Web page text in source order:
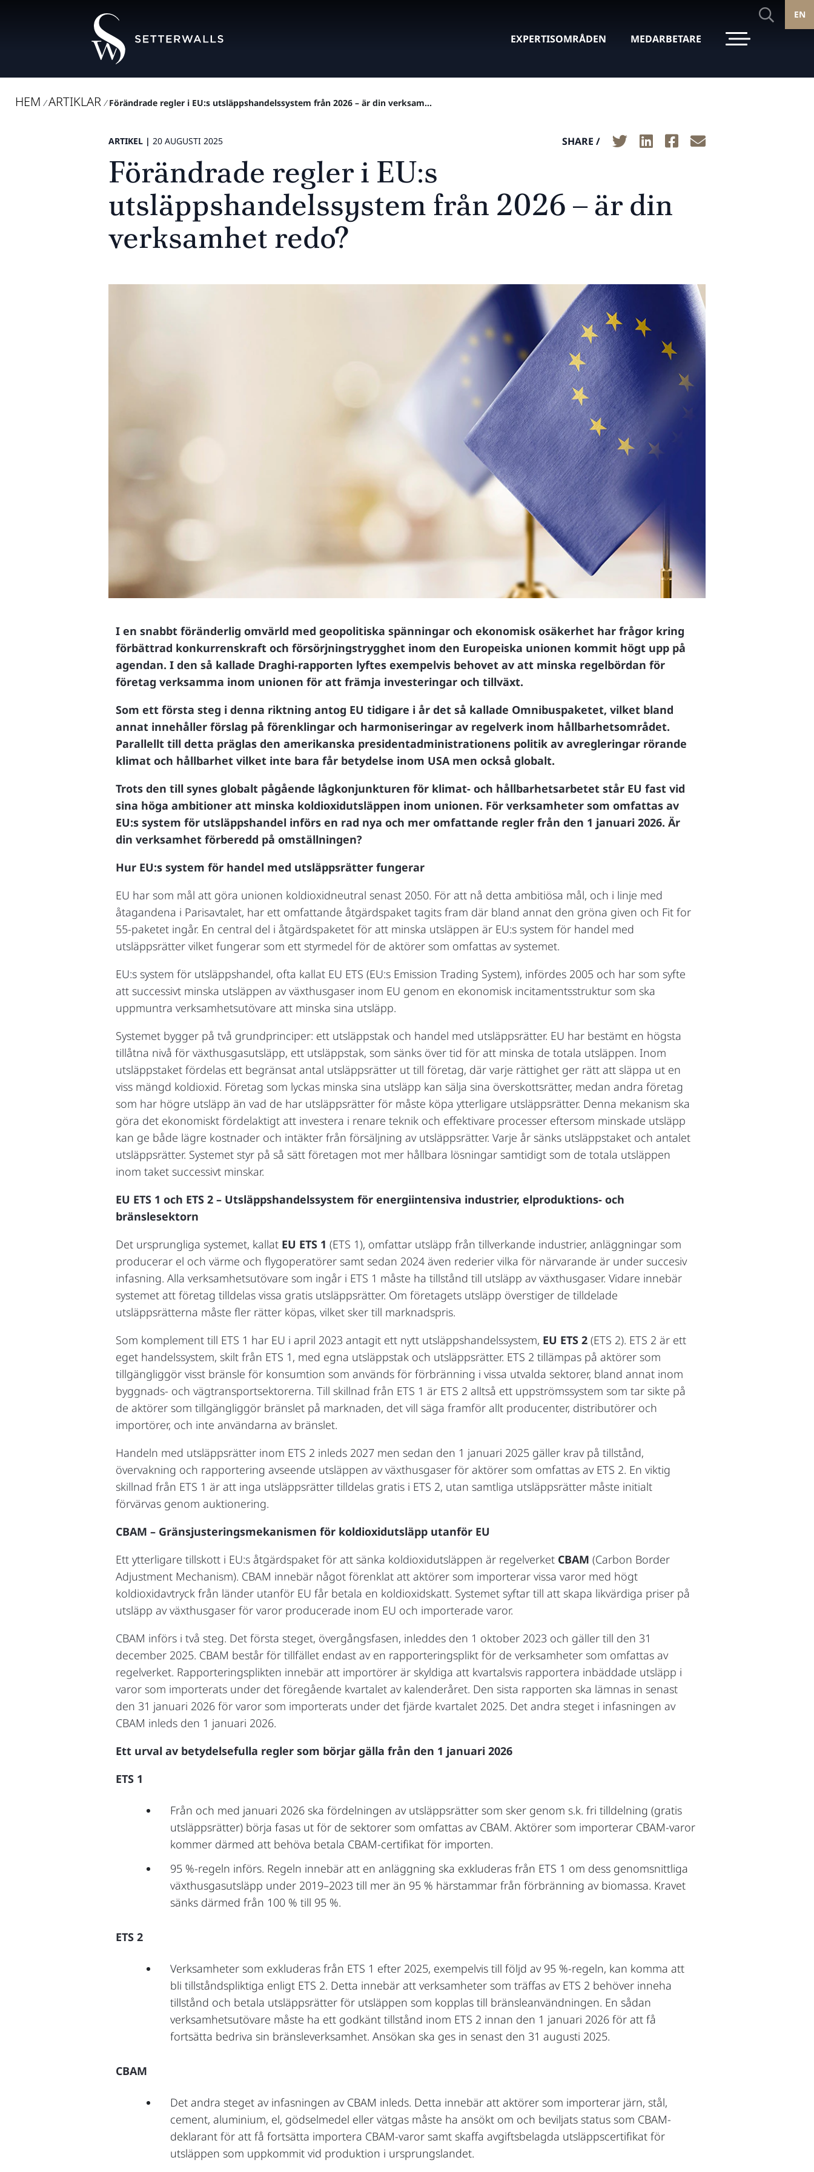
EXPERTISOMRÅDEN MEDARBETARE
EN
HEM / ARTIKLAR / Förändrade regler i EU:s utsläppshandelssystem från 2026 – är din verksam...
ARTIKEL | 20 AUGUSTI 2025 SHARE /
Förändrade regler i EU:s
utsläppshandelssystem från 2026 – är din
verksamhet redo?
I en snabbt föränderlig omvärld med geopolitiska spänningar och ekonomisk osäkerhet har frågor kring
förbättrad konkurrenskraft och försörjningstrygghet inom den Europeiska unionen kommit högt upp på
agendan. I den så kallade Draghi-rapporten lyftes exempelvis behovet av att minska regelbördan för
företag verksamma inom unionen för att främja investeringar och tillväxt.
Som ett första steg i denna riktning antog EU tidigare i år det så kallade Omnibuspaketet, vilket bland
annat innehåller förslag på förenklingar och harmoniseringar av regelverk inom hållbarhetsområdet.
Parallellt till detta präglas den amerikanska presidentadministrationens politik av avregleringar rörande
klimat och hållbarhet vilket inte bara får betydelse inom USA men också globalt.
Trots den till synes globalt pågående lågkonjunkturen för klimat- och hållbarhetsarbetet står EU fast vid
sina höga ambitioner att minska koldioxidutsläppen inom unionen. För verksamheter som omfattas av
EU:s system för utsläppshandel införs en rad nya och mer omfattande regler från den 1 januari 2026. Är
din verksamhet förberedd på omställningen?
Hur EU:s system för handel med utsläppsrätter fungerar
EU har som mål att göra unionen koldioxidneutral senast 2050. För att nå detta ambitiösa mål, och i linje med
åtagandena i Parisavtalet, har ett omfattande åtgärdspaket tagits fram där bland annat den gröna given och Fit for
55-paketet ingår. En central del i åtgärdspaketet för att minska utsläppen är EU:s system för handel med
utsläppsrätter vilket fungerar som ett styrmedel för de aktörer som omfattas av systemet.
EU:s system för utsläppshandel, ofta kallat EU ETS (EU:s Emission Trading System), infördes 2005 och har som syfte
att successivt minska utsläppen av växthusgaser inom EU genom en ekonomisk incitamentsstruktur som ska
uppmuntra verksamhetsutövare att minska sina utsläpp.
Systemet bygger på två grundprinciper: ett utsläppstak och handel med utsläppsrätter. EU har bestämt en högsta
tillåtna nivå för växthusgasutsläpp, ett utsläppstak, som sänks över tid för att minska de totala utsläppen. Inom
utsläppstaket fördelas ett begränsat antal utsläppsrätter ut till företag, där varje rättighet ger rätt att släppa ut en
viss mängd koldioxid. Företag som lyckas minska sina utsläpp kan sälja sina överskottsrätter, medan andra företag
som har högre utsläpp än vad de har utsläppsrätter för måste köpa ytterligare utsläppsrätter. Denna mekanism ska
göra det ekonomiskt fördelaktigt att investera i renare teknik och effektivare processer eftersom minskade utsläpp
kan ge både lägre kostnader och intäkter från försäljning av utsläppsrätter. Varje år sänks utsläppstaket och antalet
utsläppsrätter. Systemet styr på så sätt företagen mot mer hållbara lösningar samtidigt som de totala utsläppen
inom taket successivt minskar.
EU ETS 1 och ETS 2 – Utsläppshandelssystem för energiintensiva industrier, elproduktions- och
bränslesektorn
Det ursprungliga systemet, kallat EU ETS 1 (ETS 1), omfattar utsläpp från tillverkande industrier, anläggningar som
producerar el och värme och flygoperatörer samt sedan 2024 även rederier vilka för närvarande är under succesiv
infasning. Alla verksamhetsutövare som ingår i ETS 1 måste ha tillstånd till utsläpp av växthusgaser. Vidare innebär
systemet att företag tilldelas vissa gratis utsläppsrätter. Om företagets utsläpp överstiger de tilldelade
utsläppsrätterna måste fler rätter köpas, vilket sker till marknadspris.
Som komplement till ETS 1 har EU i april 2023 antagit ett nytt utsläppshandelssystem, EU ETS 2 (ETS 2). ETS 2 är ett
eget handelssystem, skilt från ETS 1, med egna utsläppstak och utsläppsrätter. ETS 2 tillämpas på aktörer som
tillgängliggör visst bränsle för konsumtion som används för förbränning i vissa utvalda sektorer, bland annat inom
byggnads- och vägtransportsektorerna. Till skillnad från ETS 1 är ETS 2 alltså ett uppströmssystem som tar sikte på
de aktörer som tillgängliggör bränslet på marknaden, det vill säga framför allt producenter, distributörer och
importörer, och inte användarna av bränslet.
Handeln med utsläppsrätter inom ETS 2 inleds 2027 men sedan den 1 januari 2025 gäller krav på tillstånd,
övervakning och rapportering avseende utsläppen av växthusgaser för aktörer som omfattas av ETS 2. En viktig
skillnad från ETS 1 är att inga utsläppsrätter tilldelas gratis i ETS 2, utan samtliga utsläppsrätter måste initialt
förvärvas genom auktionering.
CBAM – Gränsjusteringsmekanismen för koldioxidutsläpp utanför EU
Ett ytterligare tillskott i EU:s åtgärdspaket för att sänka koldioxidutsläppen är regelverket CBAM (Carbon Border
Adjustment Mechanism). CBAM innebär något förenklat att aktörer som importerar vissa varor med högt
koldioxidavtryck från länder utanför EU får betala en koldioxidskatt. Systemet syftar till att skapa likvärdiga priser på
utsläpp av växthusgaser för varor producerade inom EU och importerade varor.
CBAM införs i två steg. Det första steget, övergångsfasen, inleddes den 1 oktober 2023 och gäller till den 31
december 2025. CBAM består för tillfället endast av en rapporteringsplikt för de verksamheter som omfattas av
regelverket. Rapporteringsplikten innebär att importörer är skyldiga att kvartalsvis rapportera inbäddade utsläpp i
varor som importerats under det föregående kvartalet av kalenderåret. Den sista rapporten ska lämnas in senast
den 31 januari 2026 för varor som importerats under det fjärde kvartalet 2025. Det andra steget i infasningen av
CBAM inleds den 1 januari 2026.
Ett urval av betydelsefulla regler som börjar gälla från den 1 januari 2026
ETS 1
Från och med januari 2026 ska fördelningen av utsläppsrätter som sker genom s.k. fri tilldelning (gratis
utsläppsrätter) börja fasas ut för de sektorer som omfattas av CBAM. Aktörer som importerar CBAM-varor
kommer därmed att behöva betala CBAM-certifikat för importen.
95 %-regeln införs. Regeln innebär att en anläggning ska exkluderas från ETS 1 om dess genomsnittliga
växthusgasutsläpp under 2019–2023 till mer än 95 % härstammar från förbränning av biomassa. Kravet
sänks därmed från 100 % till 95 %.
ETS 2
Verksamheter som exkluderas från ETS 1 efter 2025, exempelvis till följd av 95 %-regeln, kan komma att
bli tillståndspliktiga enligt ETS 2. Detta innebär att verksamheter som träffas av ETS 2 behöver inneha
tillstånd och betala utsläppsrätter för utsläppen som kopplas till bränsleanvändningen. En sådan
verksamhetsutövare måste ha ett godkänt tillstånd inom ETS 2 innan den 1 januari 2026 för att få
fortsätta bedriva sin bränsleverksamhet. Ansökan ska ges in senast den 31 augusti 2025.
CBAM
Det andra steget av infasningen av CBAM inleds. Detta innebär att aktörer som importerar järn, stål,
cement, aluminium, el, gödselmedel eller vätgas måste ha ansökt om och beviljats status som CBAM-
deklarant för att få fortsätta importera CBAM-varor samt skaffa avgiftsbelagda utsläppscertifikat för
utsläppen som uppkommit vid produktion i ursprungslandet.